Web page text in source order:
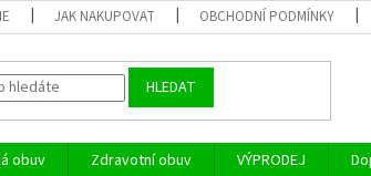
JAK NAKUPOVAT OBCHODNÍ PODMÍNKY
HLEDAT
obuv Zdravotní obuv VÝPRODEJ